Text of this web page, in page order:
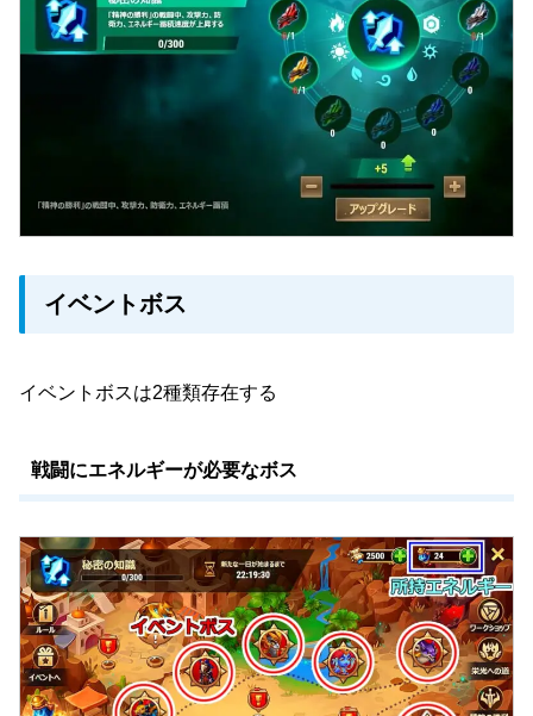
イベントボス
イベントボスは2種類存在する
戦闘にエネルギーが必要なボス